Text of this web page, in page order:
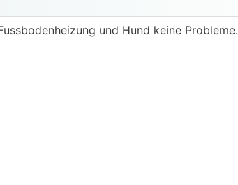
und Hund keine Probleme.